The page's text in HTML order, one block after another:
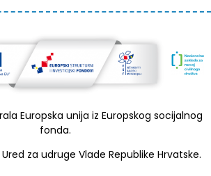
Europska unija iz Europskog socijalnog
fonda.
za udruge Vlade Republike Hrvatske.